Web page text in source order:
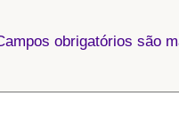
obrigatórios são